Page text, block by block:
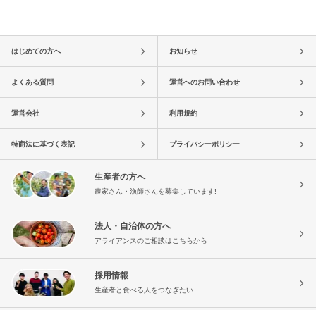
はじめての方へ お知らせ
よくある質問 運営へのお問い合わせ
運営会社 利用規約
特商法に基づく表記 プライバシーポリシー
生産者の方へ
農家さん・漁師さんを募集しています!
法人・自治体の方へ
アライアンスのご相談はこちらから
採用情報
生産者と食べる人をつなぎたい